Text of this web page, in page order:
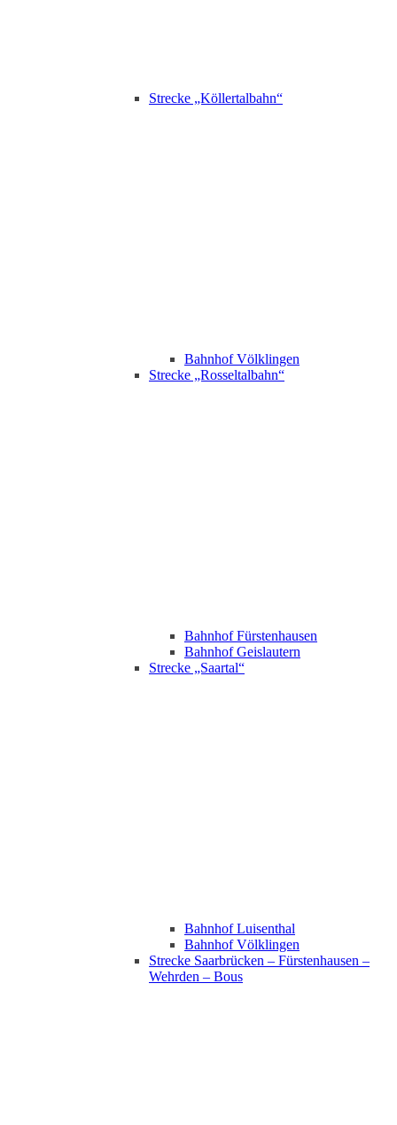
Strecke „Köllertalbahn“
Bahnhof Völklingen
Strecke „Rosseltalbahn“
Bahnhof Fürstenhausen
Bahnhof Geislautern
Strecke „Saartal“
Bahnhof Luisenthal
Bahnhof Völklingen
Strecke Saarbrücken – Fürstenhausen –
Wehrden – Bous